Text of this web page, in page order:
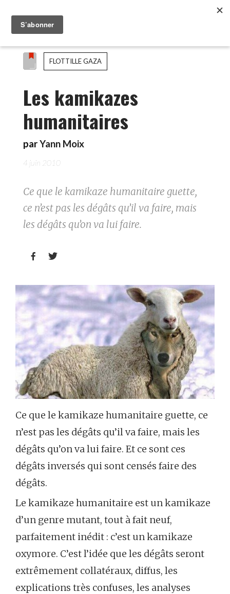
FLOTTILLE GAZA
Les kamikazes
humanitaires
parYann Moix
4 juin 2010
Ce que le kamikaze humanitaire guette,
ce n’est pas les dégâts qu’il va faire, mais
les dégâts qu’on va lui faire.
 
Ce que le kamikaze humanitaire guette, ce
n’est pas les dégâts qu’il va faire, mais les
dégâts qu’on va lui faire. Et ce sont ces
dégâts inversés qui sont censés faire des
dégâts.
Le kamikaze humanitaire est un kamikaze
d’un genre mutant, tout à fait neuf,
parfaitement inédit : c’est un kamikaze
oxymore. C’est l’idée que les dégâts seront
extrêmement collatéraux, diffus, les
explications très confuses, les analyses